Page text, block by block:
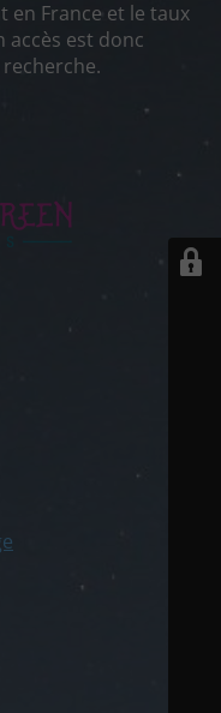
en France et le taux
accès est donc